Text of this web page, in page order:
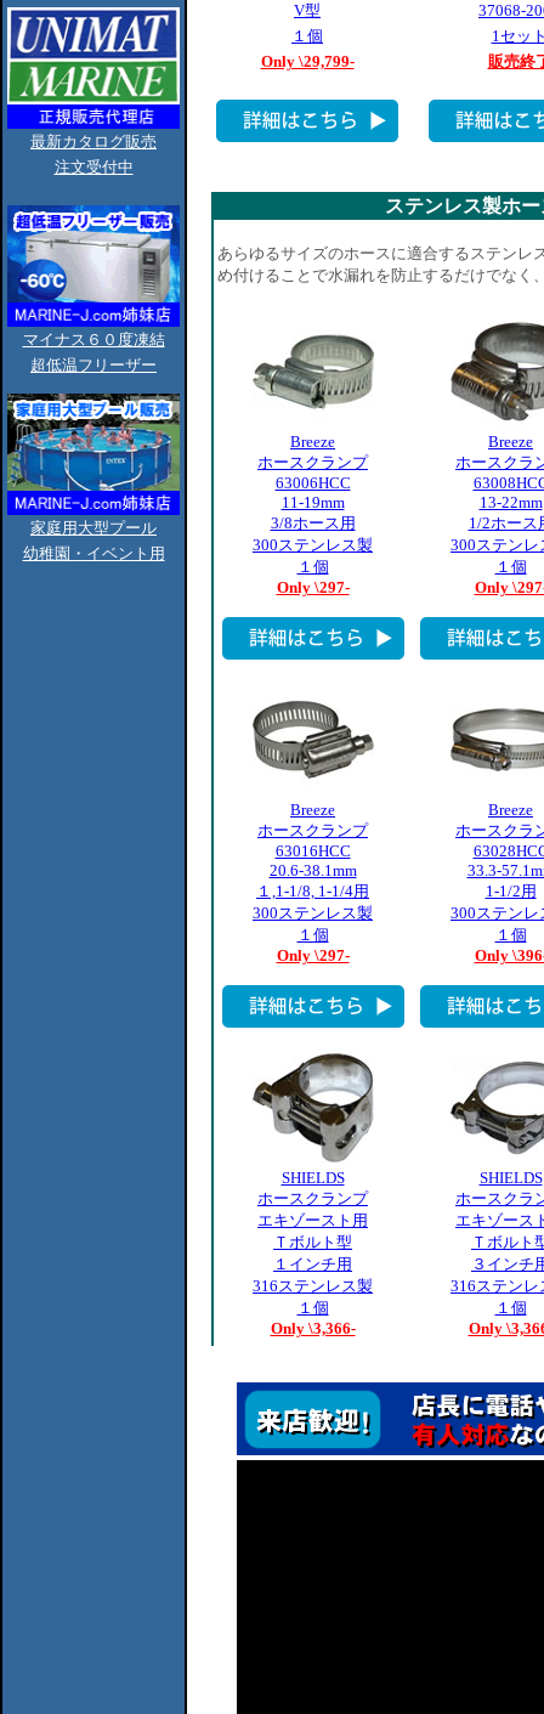
最新カタログ販売
注文受付中
マイナス６０度凍結
超低温フリーザー
家庭用大型プール
幼稚園・イベント用
V型
１個
Only \29,799-
37068-
1セッ
販売終